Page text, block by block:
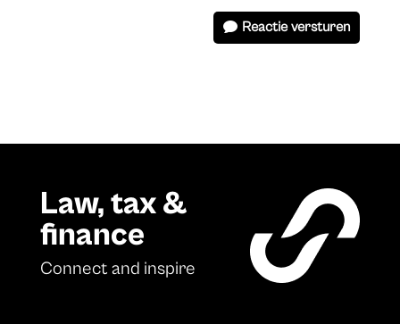
Reactie versturen
Law, tax &
finance
Connect and inspire